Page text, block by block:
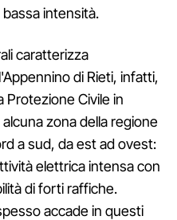
intensità.
caratterizza
di Rieti, infatti,
Protezione Civile in
zona della regione
a sud, da est ad ovest:
elettrica intensa con
di forti raffiche.
accade in questi